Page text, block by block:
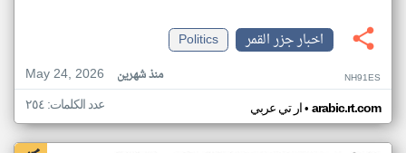
اخبار جزر القمر
Politics
May 24, 2026
منذ شهرين NH91ES
ار تي عربي• arabic.rt.com عدد الكلمات: ٢٥٤